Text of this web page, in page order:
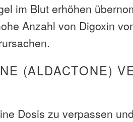
im Blut erhöhen
Anzahl von Digoxin
(ALDACTONE)
Dosis zu verpassen